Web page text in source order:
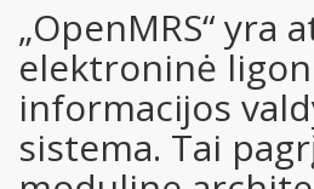
„OpenMRS“ yra
elektroninė
informacijos
sistema. Tai